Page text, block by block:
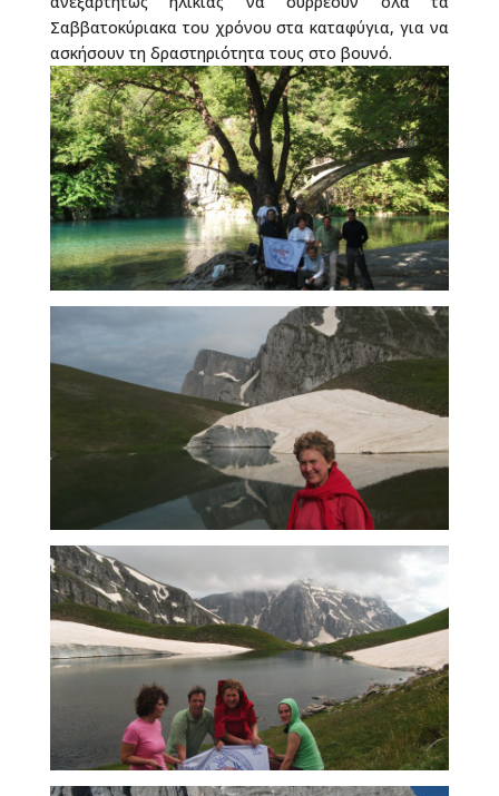
Σαββατοκύριακα του χρόνου στα καταφύγια, για να
ασκήσουν τη δραστηριότητα τους στο βουνό.